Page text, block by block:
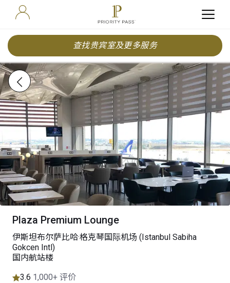
查找贵宾室及更多服务
Plaza Premium Lounge
伊斯坦布尔萨比哈·格克琴国际机场 (Istanbul Sabiha
Gokcen Intl)
国内航站楼
3.6 1,000+ 评价